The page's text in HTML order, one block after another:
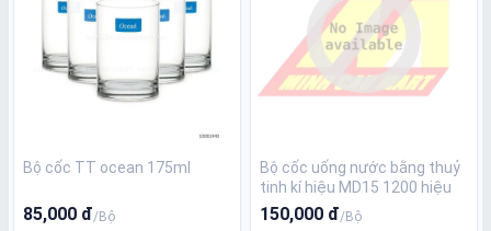
Bộ cốc TT ocean 175ml
85,000 đ/Bộ
Bộ cốc uống nước bằng thuỷ
tinh kí hiệu MD15 1200 hiệu
Hexing
150,000 đ/Bộ